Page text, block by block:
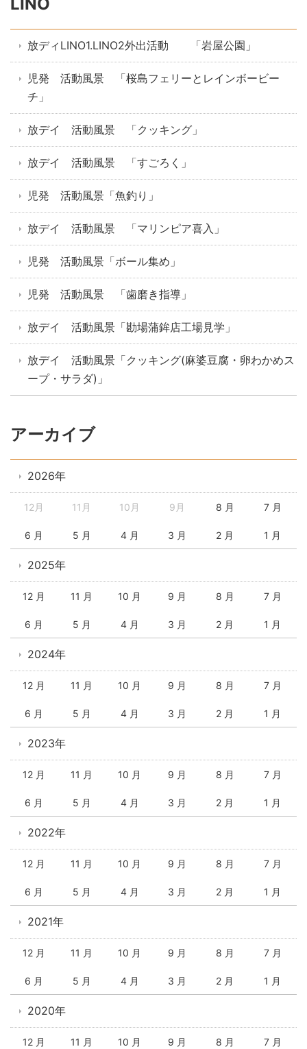
LINO
放ディLINO1.LINO2外出活動 「岩屋公園」
児発 活動風景 「桜島フェリーとレインボービー
チ」
放デイ 活動風景 「クッキング」
放デイ 活動風景 「すごろく」
児発 活動風景「魚釣り」
放デイ 活動風景 「マリンピア喜入」
児発 活動風景「ボール集め」
児発 活動風景 「歯磨き指導」
放デイ 活動風景「勘場蒲鉾店工場見学」
放デイ 活動風景「クッキング(麻婆豆腐・卵わかめス
ープ・サラダ)」
アーカイブ
2026年
12月 11月 10月 9月 8 月 7 月
6 月 5 月 4 月 3 月 2 月 1 月
2025年
12 月 11 月 10 月 9 月 8 月 7 月
6 月 5 月 4 月 3 月 2 月 1 月
2024年
12 月 11 月 10 月 9 月 8 月 7 月
6 月 5 月 4 月 3 月 2 月 1 月
2023年
12 月 11 月 10 月 9 月 8 月 7 月
6 月 5 月 4 月 3 月 2 月 1 月
2022年
12 月 11 月 10 月 9 月 8 月 7 月
6 月 5 月 4 月 3 月 2 月 1 月
2021年
12 月 11 月 10 月 9 月 8 月 7 月
6 月 5 月 4 月 3 月 2 月 1 月
2020年
12 月 11 月 10 月 9 月 8 月 7 月